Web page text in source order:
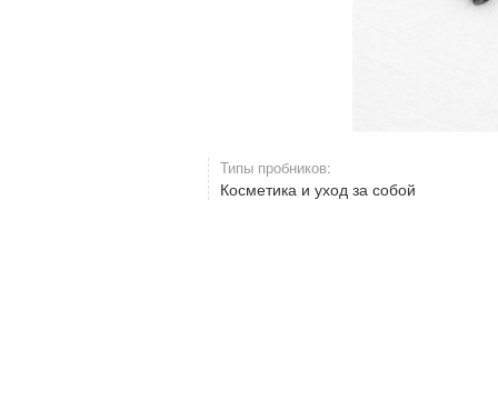
Типы пробников:
Косметика и уход за собой